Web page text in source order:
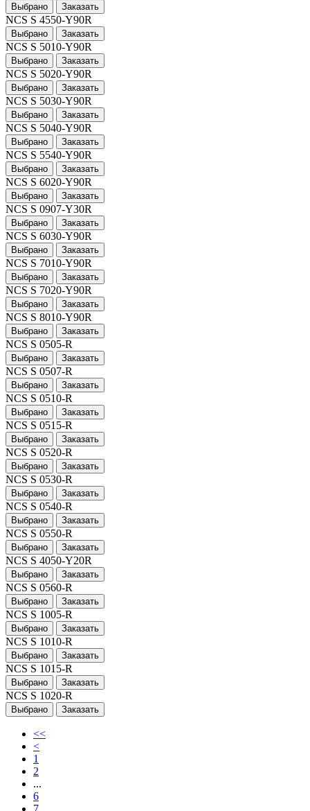
Выбрано Заказать
NCS S 4550-Y90R
Выбрано Заказать
NCS S 5010-Y90R
Выбрано Заказать
NCS S 5020-Y90R
Выбрано Заказать
NCS S 5030-Y90R
Выбрано Заказать
NCS S 5040-Y90R
Выбрано Заказать
NCS S 5540-Y90R
Выбрано Заказать
NCS S 6020-Y90R
Выбрано Заказать
NCS S 0907-Y30R
Выбрано Заказать
NCS S 6030-Y90R
Выбрано Заказать
NCS S 7010-Y90R
Выбрано Заказать
NCS S 7020-Y90R
Выбрано Заказать
NCS S 8010-Y90R
Выбрано Заказать
NCS S 0505-R
Выбрано Заказать
NCS S 0507-R
Выбрано Заказать
NCS S 0510-R
Выбрано Заказать
NCS S 0515-R
Выбрано Заказать
NCS S 0520-R
Выбрано Заказать
NCS S 0530-R
Выбрано Заказать
NCS S 0540-R
Выбрано Заказать
NCS S 0550-R
Выбрано Заказать
NCS S 4050-Y20R
Выбрано Заказать
NCS S 0560-R
Выбрано Заказать
NCS S 1005-R
Выбрано Заказать
NCS S 1010-R
Выбрано Заказать
NCS S 1015-R
Выбрано Заказать
NCS S 1020-R
Выбрано Заказать
<<
<
1
2
...
6
7